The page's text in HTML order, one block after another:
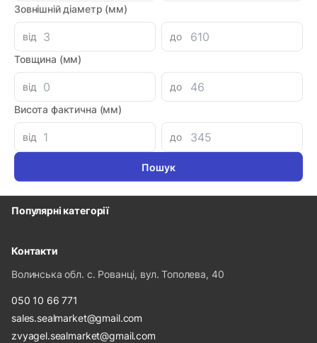
Зовнішній діаметр (мм)
від
до
Товщина (мм)
від
до
Висота фактична (мм)
від до
Інформація
Про компанію
Доставка і оплата
Гарантія та повернення
Політика конфіденційності
Популярні категорії
Контакти
Волинська обл. с. Рованці, вул. Тополева, 40
050 10 66 771
sales.sealmarket@gmail.com
zvyagel.sealmarket@gmail.com